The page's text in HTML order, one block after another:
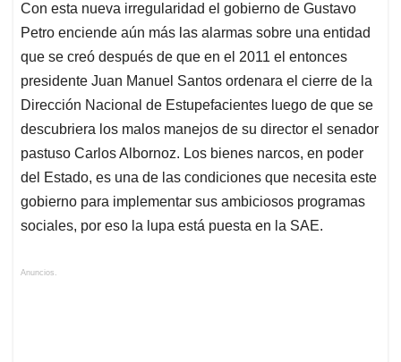
Con esta nueva irregularidad el gobierno de Gustavo
Petro enciende aún más las alarmas sobre una entidad
que se creó después de que en el 2011 el entonces
presidente Juan Manuel Santos ordenara el cierre de la
Dirección Nacional de Estupefacientes luego de que se
descubriera los malos manejos de su director el senador
pastuso Carlos Albornoz. Los bienes narcos, en poder
del Estado, es una de las condiciones que necesita este
gobierno para implementar sus ambiciosos programas
sociales, por eso la lupa está puesta en la SAE.
Anuncios.